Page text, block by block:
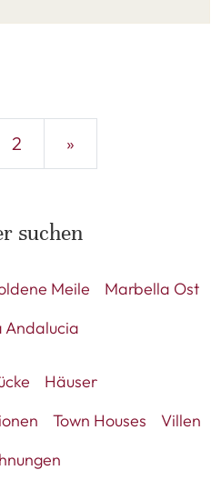
2 »
suchen
Meile
Marbella Ost
Andalucia
Häuser
Town Houses
Villen